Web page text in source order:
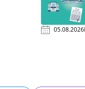
05.08.2026